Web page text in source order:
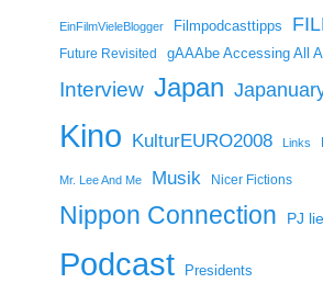
EinFilmVieleBlogger Filmpodcasttipps
Future Revisited
gAAAbe Accessing All
Interview Japan
Kino KulturEURO2008 Links
Mr. Lee And Me Musik Nicer Fictions
Nippon Connection PJ
Podcast Presidents